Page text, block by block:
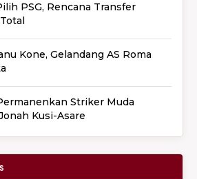
PSG, Rencana Transfer
Kone, Gelandang AS Roma
Striker Muda
Kusi-Asare